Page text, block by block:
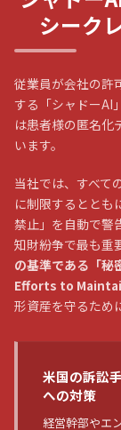
シーク
従業員が会社の許
する「シャドーAI
は患者様の匿名化
います。
当社では、すべて
に制限するととも
禁止」を自動で警
知財紛争で最も重
の基準である「
Efforts to
形資産を守るため
米国の訴訟
への対策
経営幹部やエ